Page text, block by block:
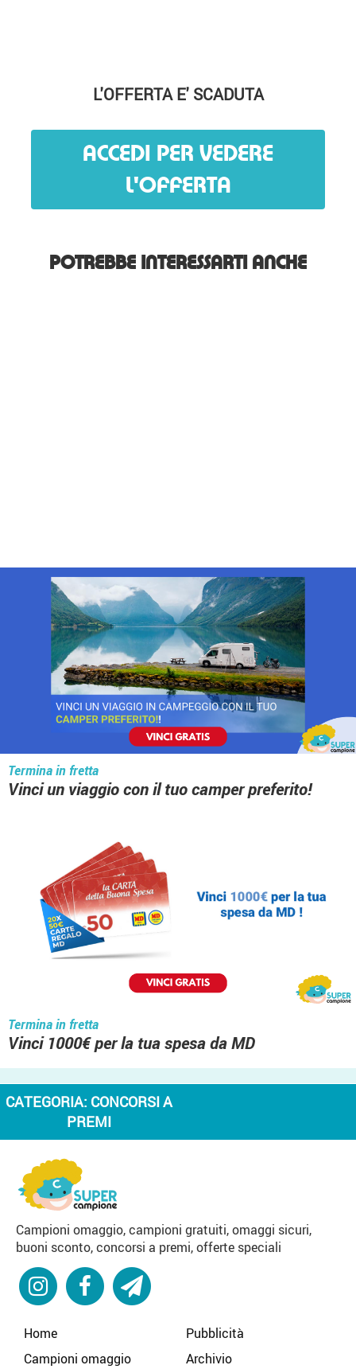
L'OFFERTA E' SCADUTA
ACCEDI PER VEDERE
L'OFFERTA
POTREBBE INTERESSARTI ANCHE
Termina in fretta
Vinci un viaggio con il tuo camper preferito!
Termina in fretta
Vinci 1000€ per la tua spesa da MD
CATEGORIA: CONCORSI A
PREMI
Campioni omaggio, campioni gratuiti, omaggi sicuri,
buoni sconto, concorsi a premi, offerte speciali
Home
Campioni omaggio
Pubblicità
Archivio